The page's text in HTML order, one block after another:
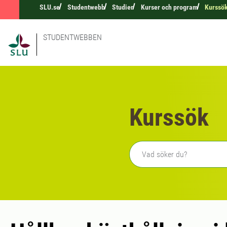
SLU.se Studentwebb Studier Kurser och program
STUDENTWEBBEN
Kurssök
Fritext sökning